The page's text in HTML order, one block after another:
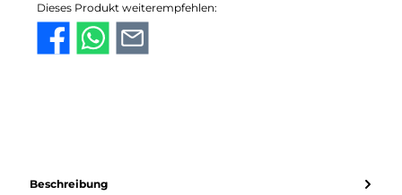
Dieses Produkt weiterempfehlen:
Beschreibung